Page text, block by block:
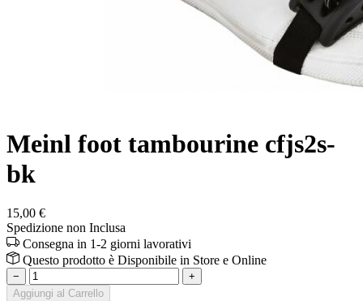
Meinl foot tambourine cfjs2s-
bk
15,00 €
Spedizione non Inclusa
Consegna in 1-2 giorni lavorativi
Questo prodotto è Disponibile in Store e Online
−
+
Aggiungi al Carrello